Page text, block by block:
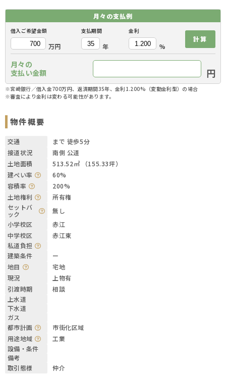
月々の支払例
借入ご希望金額
万円
支払期間
年
金利
%
計算
月々の
支払い金額
円
※宮崎銀行／借入金700万円、返済期間35年、金利1.200%（変動金利型）の場合
※審査により金利は変わる可能性があります。
物件概要
交通
まで 徒歩5分
接道状況
南側 公道
土地面積
513.52㎡ （155.33坪）
建ぺい率
60%
容積率
200%
土地権利
所有権
セットバ
ック
無し
小学校区
赤江
中学校区
赤江東
私道負担
建築条件
ー
地目
宅地
現況
上物有
引渡時期
相談
上水道
下水道
ガス
都市計画
市街化区域
用途地域
工業
設備・条件
備考
取引態様
仲介